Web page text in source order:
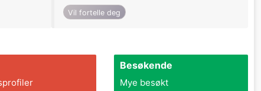
Vil fortelle deg
Besøkende
Mye besøkt